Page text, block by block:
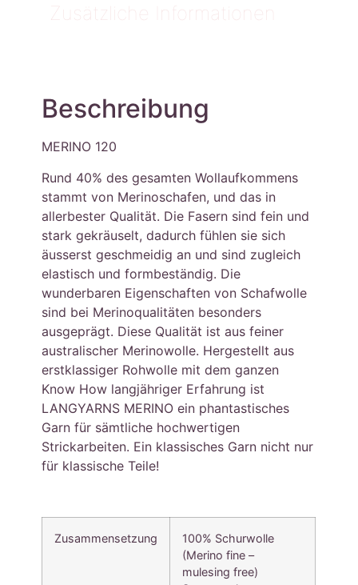
Zusätzliche Informationen
Beschreibung
MERINO 120
Rund 40% des gesamten Wollaufkommens
stammt von Merinoschafen, und das in
allerbester Qualität. Die Fasern sind fein und
stark gekräuselt, dadurch fühlen sie sich
äusserst geschmeidig an und sind zugleich
elastisch und formbeständig. Die
wunderbaren Eigenschaften von Schafwolle
sind bei Merinoqualitäten besonders
ausgeprägt. Diese Qualität ist aus feiner
australischer Merinowolle. Hergestellt aus
erstklassiger Rohwolle mit dem ganzen
Know How langjähriger Erfahrung ist
LANGYARNS MERINO ein phantastisches
Garn für sämtliche hochwertigen
Strickarbeiten. Ein klassisches Garn nicht nur
für klassische Teile!
Zusammensetzung
100% Schurwolle
(Merino fine –
mulesing free)